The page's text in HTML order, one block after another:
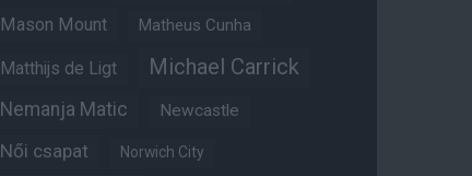
Mason Mount Matheus Cunha
Matthijs de Ligt Michael Carrick
Nemanja Matic Newcastle
Női csapat Norwich City